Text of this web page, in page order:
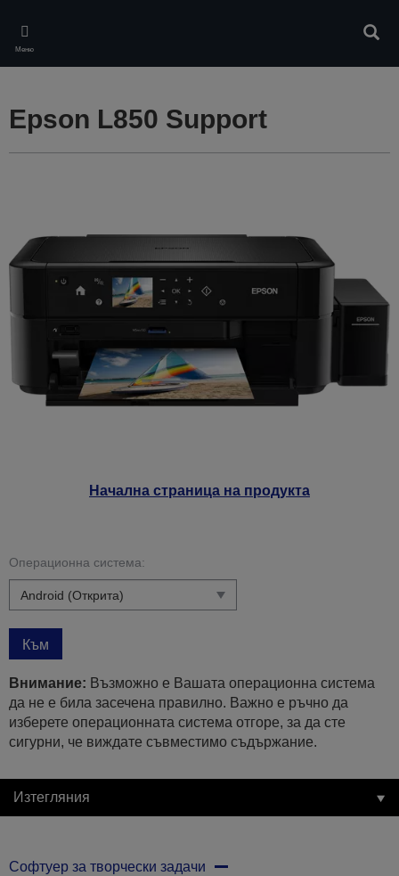
main
content
Меню
Начална страница на продукта
Epson L850 Support
Операционна система:
Към
Внимание: Възможно е Вашата операционна система
да не е била засечена правилно. Важно е ръчно да
изберете операционната система отгоре, за да сте
сигурни, че виждате съвместимо съдържание.
Изтегляния
Софтуер за творчески задачи